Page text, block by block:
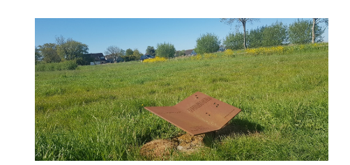
Praktische informatie
Toeristische informatie
Bezienswaardigheden
Watersport
Overnachten
Winkelen